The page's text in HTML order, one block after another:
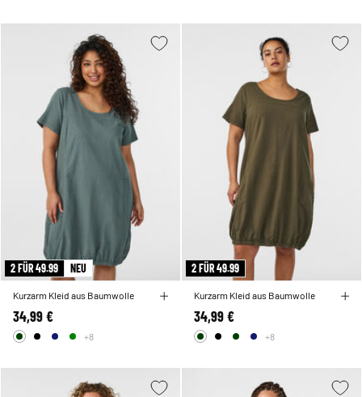
2 FÜR 49.99 NEU
Kurzarm Kleid aus Baumwolle
34,99 €
+8
2 FÜR 49.99
Kurzarm Kleid aus Baumwolle
34,99 €
+8